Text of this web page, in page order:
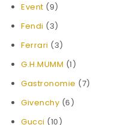
Event (9)
Fendi (3)
Ferrari (3)
G.H.MUMM (1)
Gastronomie (7)
Givenchy (6)
Gucci (10)